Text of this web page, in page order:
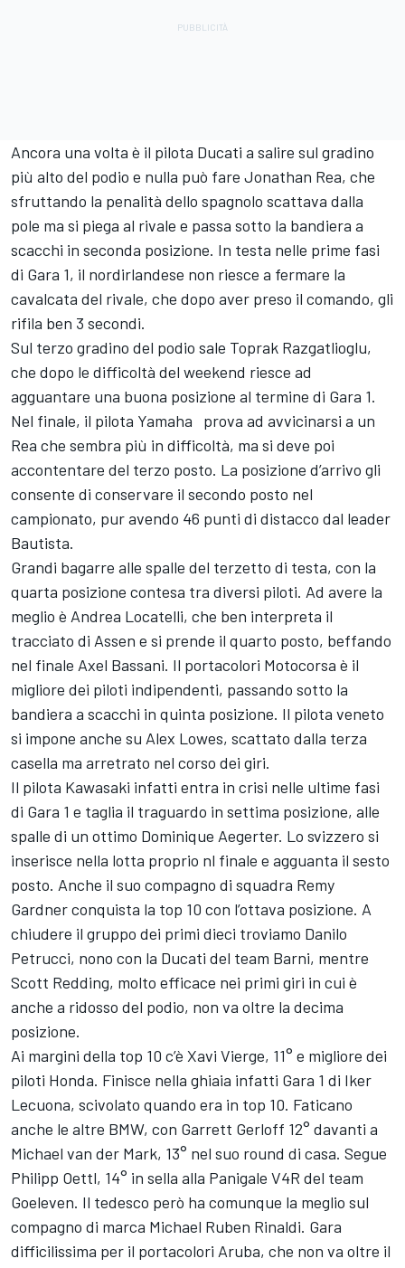
Ancora una volta è il pilota Ducati a salire sul gradino
più alto del podio e nulla può fare Jonathan Rea, che
sfruttando la penalità dello spagnolo scattava dalla
pole ma si piega al rivale e passa sotto la bandiera a
scacchi in seconda posizione. In testa nelle prime fasi
di Gara 1, il nordirlandese non riesce a fermare la
cavalcata del rivale, che dopo aver preso il comando, gli
rifila ben 3 secondi.
Sul terzo gradino del podio sale Toprak Razgatlioglu,
che dopo le difficoltà del weekend riesce ad
agguantare una buona posizione al termine di Gara 1.
Nel finale, il pilota Yamaha prova ad avvicinarsi a un
Rea che sembra più in difficoltà, ma si deve poi
accontentare del terzo posto. La posizione d’arrivo gli
consente di conservare il secondo posto nel
campionato, pur avendo 46 punti di distacco dal leader
Bautista.
Grandi bagarre alle spalle del terzetto di testa, con la
quarta posizione contesa tra diversi piloti. Ad avere la
meglio è Andrea Locatelli, che ben interpreta il
tracciato di Assen e si prende il quarto posto, beffando
nel finale Axel Bassani. Il portacolori Motocorsa è il
migliore dei piloti indipendenti, passando sotto la
bandiera a scacchi in quinta posizione. Il pilota veneto
si impone anche su Alex Lowes, scattato dalla terza
casella ma arretrato nel corso dei giri.
Il pilota Kawasaki infatti entra in crisi nelle ultime fasi
di Gara 1 e taglia il traguardo in settima posizione, alle
spalle di un ottimo Dominique Aegerter. Lo svizzero si
inserisce nella lotta proprio nl finale e agguanta il sesto
posto. Anche il suo compagno di squadra Remy
Gardner conquista la top 10 con l’ottava posizione. A
chiudere il gruppo dei primi dieci troviamo Danilo
Petrucci, nono con la Ducati del team Barni, mentre
Scott Redding, molto efficace nei primi giri in cui è
anche a ridosso del podio, non va oltre la decima
posizione.
Ai margini della top 10 c’è Xavi Vierge, 11° e migliore dei
piloti Honda. Finisce nella ghiaia infatti Gara 1 di Iker
Lecuona, scivolato quando era in top 10. Faticano
anche le altre BMW, con Garrett Gerloff 12° davanti a
Michael van der Mark, 13° nel suo round di casa. Segue
Philipp Oettl, 14° in sella alla Panigale V4R del team
Goeleven. Il tedesco però ha comunque la meglio sul
compagno di marca Michael Ruben Rinaldi. Gara
difficilissima per il portacolori Aruba, che non va oltre il